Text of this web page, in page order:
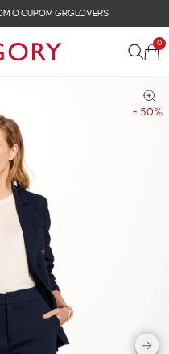
O CUPOM GRGLOVERS
0
- 50%